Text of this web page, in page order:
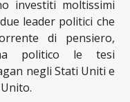
investiti moltissimi
leader politici che
di pensiero,
politico le tesi
negli Stati Uniti e